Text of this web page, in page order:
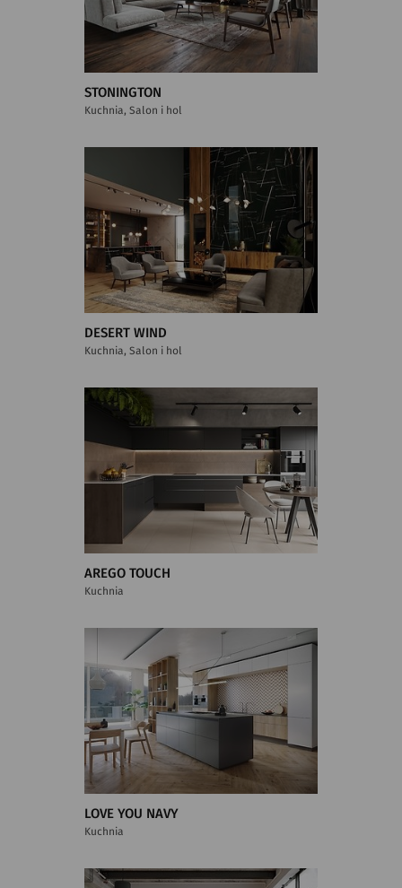
STONINGTON
Kuchnia, Salon i hol
DESERT WIND
Kuchnia, Salon i hol
AREGO TOUCH
Kuchnia
LOVE YOU NAVY
Kuchnia